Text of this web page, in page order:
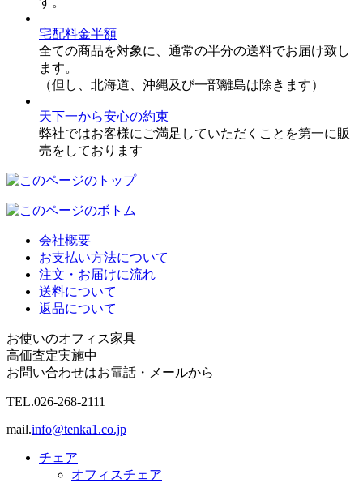
宅配料金半額
全ての商品を対象に、通常の半分の送料でお届け致し
ます。
（但し、北海道、沖縄及び一部離島は除きます）
天下一から安心の約束
弊社ではお客様にご満足していただくことを第一に販
売をしております
会社概要
お支払い方法について
注文・お届けに流れ
送料について
返品について
お使いのオフィス家具
高価査定実施中
お問い合わせはお電話・メールから
TEL.026-268-2111
mail.info@tenka1.co.jp
チェア
オフィスチェア